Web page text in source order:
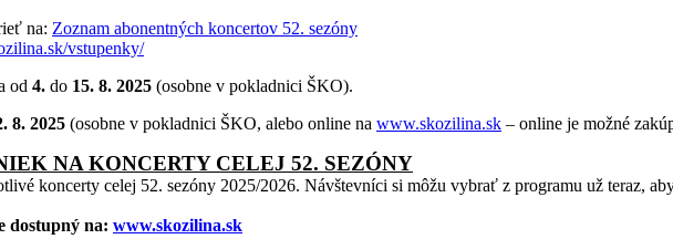
na: Zoznam abonentných koncertov 52. sezóny
vstupenky/
od 4. do 15. 8. 2025 (osobne v pokladnici ŠKO).
8. 2025 (osobne v pokladnici ŠKO, alebo online na www.skozilina.sk – online je možné
NA KONCERTY CELEJ 52. SEZÓNY
koncerty celej 52. sezóny 2025/2026. Návštevníci si môžu vybrať z programu už teraz,
dostupný na: www.skozilina.sk